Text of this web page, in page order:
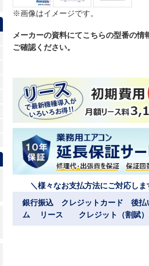
※画像はイメージです。
メーカーの資料にてこちらの型番の情
ご確認ください。
＼様々なお支払方法にご対応しま
銀行振込 クレジットカード 後払
ム リース クレジット（割賦）